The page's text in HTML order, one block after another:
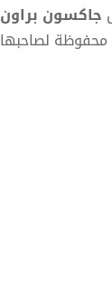
جاكسون براون
لصاحبها